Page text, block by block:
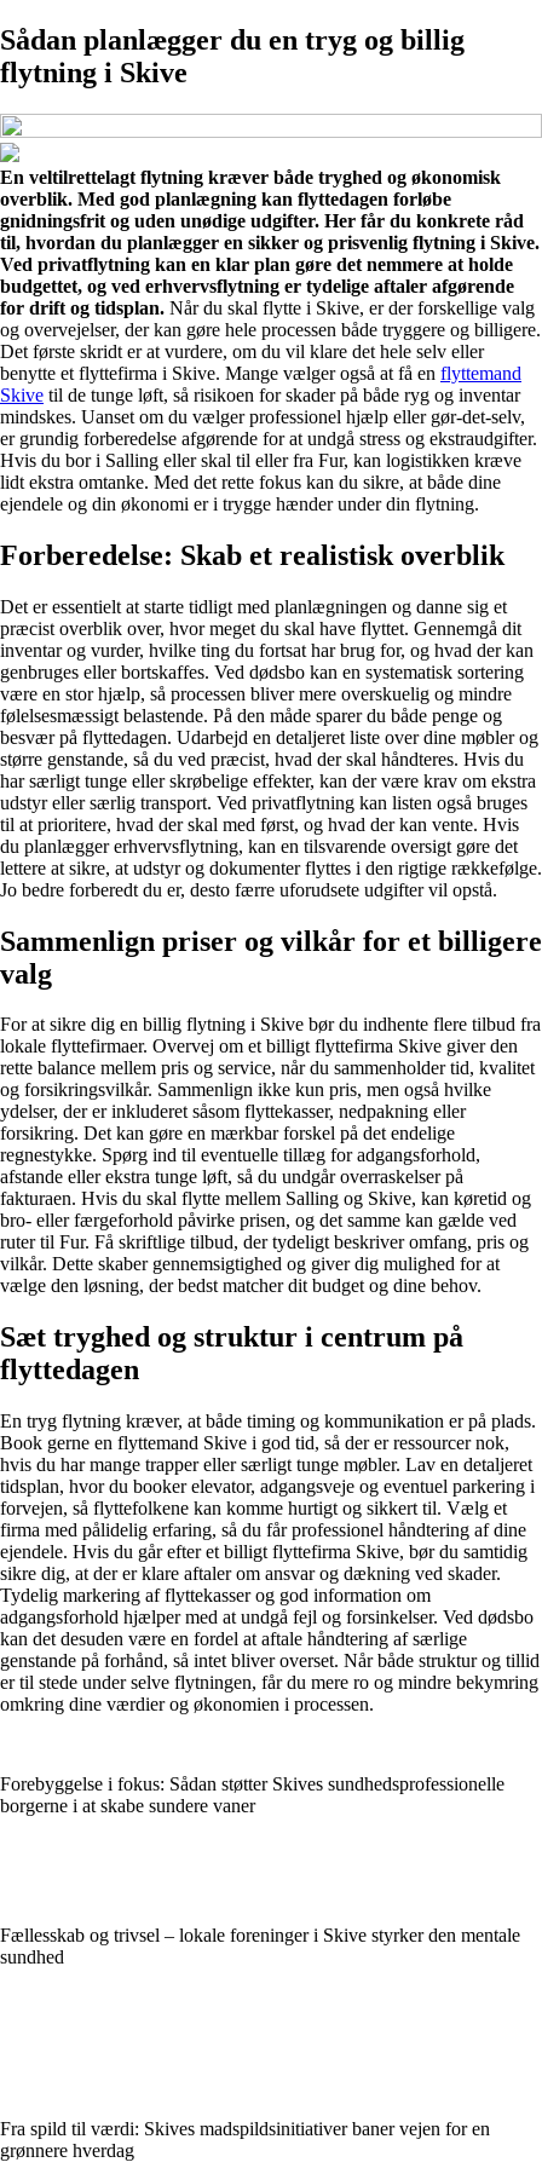
Sådan planlægger du en tryg og billig
flytning i Skive
En veltilrettelagt flytning kræver både tryghed og økonomisk
overblik. Med god planlægning kan flyttedagen forløbe
gnidningsfrit og uden unødige udgifter. Her får du konkrete råd
til, hvordan du planlægger en sikker og prisvenlig flytning i Skive.
Ved privatflytning kan en klar plan gøre det nemmere at holde
budgettet, og ved erhvervsflytning er tydelige aftaler afgørende
for drift og tidsplan. Når du skal flytte i Skive, er der forskellige valg
og overvejelser, der kan gøre hele processen både tryggere og billigere.
Det første skridt er at vurdere, om du vil klare det hele selv eller
benytte et flyttefirma i Skive. Mange vælger også at få en flyttemand
Skive til de tunge løft, så risikoen for skader på både ryg og inventar
mindskes. Uanset om du vælger professionel hjælp eller gør-det-selv,
er grundig forberedelse afgørende for at undgå stress og ekstraudgifter.
Hvis du bor i Salling eller skal til eller fra Fur, kan logistikken kræve
lidt ekstra omtanke. Med det rette fokus kan du sikre, at både dine
ejendele og din økonomi er i trygge hænder under din flytning.
Forberedelse: Skab et realistisk overblik
Det er essentielt at starte tidligt med planlægningen og danne sig et
præcist overblik over, hvor meget du skal have flyttet. Gennemgå dit
inventar og vurder, hvilke ting du fortsat har brug for, og hvad der kan
genbruges eller bortskaffes. Ved dødsbo kan en systematisk sortering
være en stor hjælp, så processen bliver mere overskuelig og mindre
følelsesmæssigt belastende. På den måde sparer du både penge og
besvær på flyttedagen. Udarbejd en detaljeret liste over dine møbler og
større genstande, så du ved præcist, hvad der skal håndteres. Hvis du
har særligt tunge eller skrøbelige effekter, kan der være krav om ekstra
udstyr eller særlig transport. Ved privatflytning kan listen også bruges
til at prioritere, hvad der skal med først, og hvad der kan vente. Hvis
du planlægger erhvervsflytning, kan en tilsvarende oversigt gøre det
lettere at sikre, at udstyr og dokumenter flyttes i den rigtige rækkefølge.
Jo bedre forberedt du er, desto færre uforudsete udgifter vil opstå.
Sammenlign priser og vilkår for et billigere
valg
For at sikre dig en billig flytning i Skive bør du indhente flere tilbud fra
lokale flyttefirmaer. Overvej om et billigt flyttefirma Skive giver den
rette balance mellem pris og service, når du sammenholder tid, kvalitet
og forsikringsvilkår. Sammenlign ikke kun pris, men også hvilke
ydelser, der er inkluderet såsom flyttekasser, nedpakning eller
forsikring. Det kan gøre en mærkbar forskel på det endelige
regnestykke. Spørg ind til eventuelle tillæg for adgangsforhold,
afstande eller ekstra tunge løft, så du undgår overraskelser på
fakturaen. Hvis du skal flytte mellem Salling og Skive, kan køretid og
bro- eller færgeforhold påvirke prisen, og det samme kan gælde ved
ruter til Fur. Få skriftlige tilbud, der tydeligt beskriver omfang, pris og
vilkår. Dette skaber gennemsigtighed og giver dig mulighed for at
vælge den løsning, der bedst matcher dit budget og dine behov.
Sæt tryghed og struktur i centrum på
flyttedagen
En tryg flytning kræver, at både timing og kommunikation er på plads.
Book gerne en flyttemand Skive i god tid, så der er ressourcer nok,
hvis du har mange trapper eller særligt tunge møbler. Lav en detaljeret
tidsplan, hvor du booker elevator, adgangsveje og eventuel parkering i
forvejen, så flyttefolkene kan komme hurtigt og sikkert til. Vælg et
firma med pålidelig erfaring, så du får professionel håndtering af dine
ejendele. Hvis du går efter et billigt flyttefirma Skive, bør du samtidig
sikre dig, at der er klare aftaler om ansvar og dækning ved skader.
Tydelig markering af flyttekasser og god information om
adgangsforhold hjælper med at undgå fejl og forsinkelser. Ved dødsbo
kan det desuden være en fordel at aftale håndtering af særlige
genstande på forhånd, så intet bliver overset. Når både struktur og tillid
er til stede under selve flytningen, får du mere ro og mindre bekymring
omkring dine værdier og økonomien i processen.
Forebyggelse i fokus: Sådan støtter Skives sundhedsprofessionelle
borgerne i at skabe sundere vaner
Fællesskab og trivsel – lokale foreninger i Skive styrker den mentale
sundhed
Fra spild til værdi: Skives madspildsinitiativer baner vejen for en
grønnere hverdag